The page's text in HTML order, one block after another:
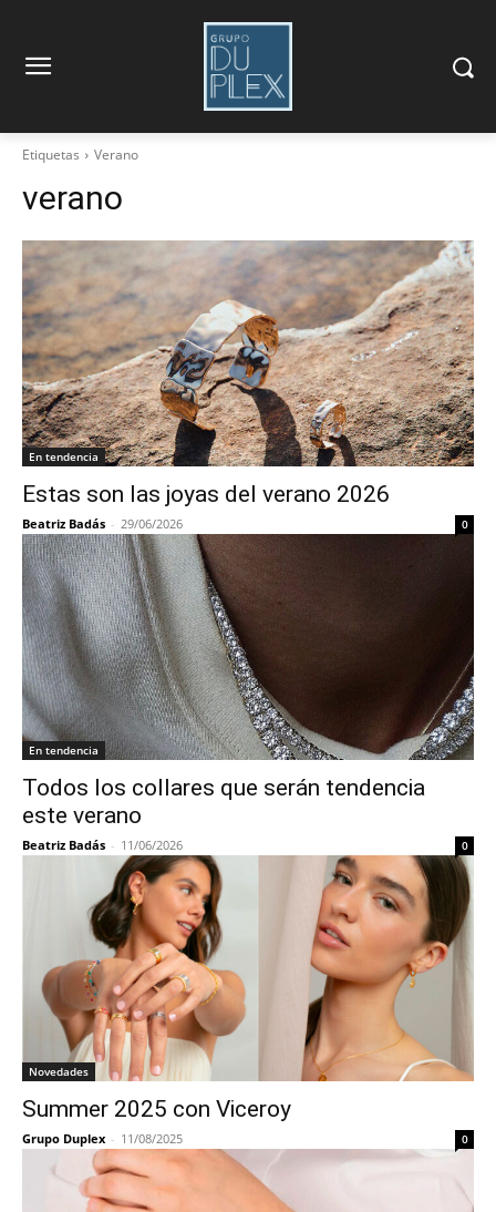
Etiquetas Verano
verano
En tendencia
Estas son las joyas del verano 2026
Beatriz Badás - 29/06/2026 0
En tendencia
Todos los collares que serán tendencia
este verano
Beatriz Badás - 11/06/2026 0
Novedades
Summer 2025 con Viceroy
Grupo Duplex - 11/08/2025 0